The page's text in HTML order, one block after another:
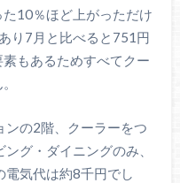
10％ほど上がっただけ
り7月と比べると751円
もあるためすべてクー
の2階、クーラーをつ
グ・ダイニングのみ、
気代は約8千円でし